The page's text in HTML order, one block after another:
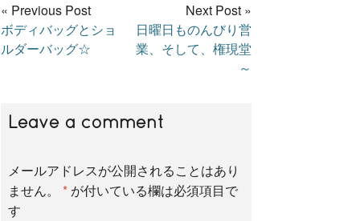
c
b
i
t
e
n
« Previous Post
ボディバッグとショ
ルダーバッグ☆
Next Post »
日曜日ものんびり営
業、そして、権現堂
～
Leave a comment
メールアドレスが公開されることはあり
ません。
* が付いている欄は必須項目で
す